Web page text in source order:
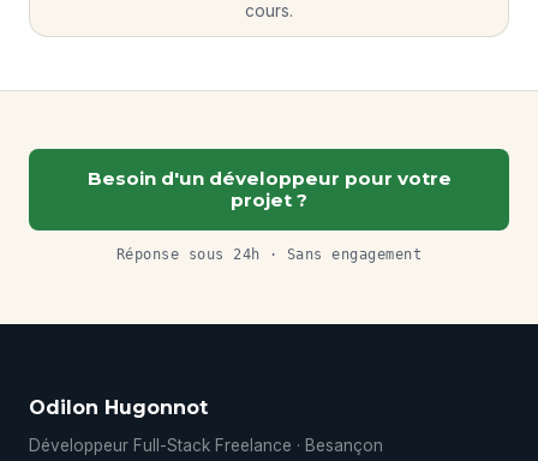
cours.
Besoin d'un développeur pour votre
projet ?
Réponse sous 24h · Sans engagement
Odilon Hugonnot
Développeur Full-Stack Freelance · Besançon